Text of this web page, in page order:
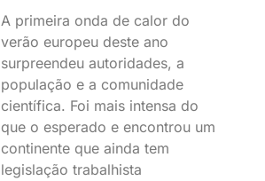
A primeira onda de calor do
verão europeu deste ano
surpreendeu autoridades, a
população e a comunidade
científica. Foi mais intensa do
que o esperado e encontrou um
continente que ainda tem
legislação trabalhista